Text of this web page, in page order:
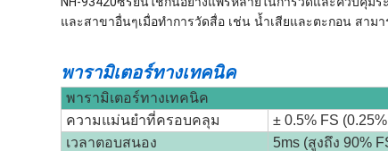
และสาขาอื่นๆเมื่อทำการวัดสื่อ เช่น น้ำเสียและตะกอน สาม
พารามิเตอร์ทางเทคนิค
พารามิเตอร์ทางเทคนิค
ความแม่นยำที่ครอบคลุม
± 0.5% FS
เวลาตอบสนอง
5ms (สูงถึง 90%